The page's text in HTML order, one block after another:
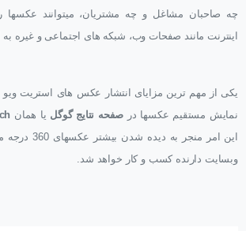
چه صاحبان مشاغل و چه مشتریان، میتوانند عکسها
اینترنت مانند صفحات وب، شبکه های اجتماعی و غیره به
یکی از مهم ترین مزایای انتشار عکس های استریت
نمایش مستقیم عکسها در صفحه نتایج گوگل یا همان
این امر منجر به
وبسایت دارنده کسب و کار خواهد شد.